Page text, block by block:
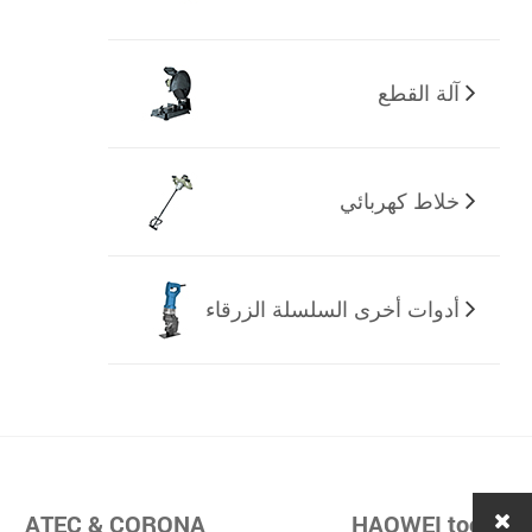
آلة القطع
خلاط كهربائي
أدوات أخرى السلسلة الزرقاء
ATEC & CORONA HAOWEI tools